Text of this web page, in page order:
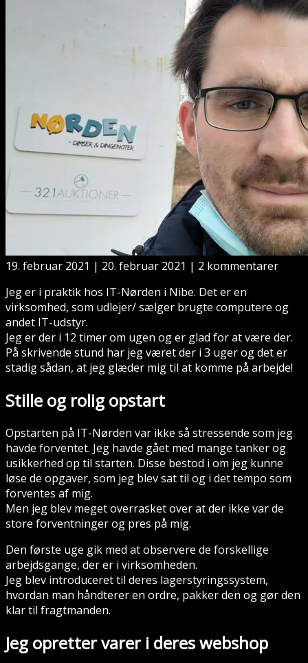
19. februar 2021 | 20. februar 2021 | 2 kommentarer
Jeg er i praktik hos IT-Nørden i Nibe. Det er en
virksomhed, som udlejer/ sælger brugte computere og
andet IT-udstyr.
Jeg er der i 12 timer om ugen og er glad for at være der.
På skrivende stund har jeg været der i 3 uger og det er
stadig sådan, at jeg glæder mig til at komme på arbejde!
Stille og rolig opstart
Opstarten på IT-Nørden var ikke så stressende som jeg
havde forventet. Jeg havde gået med mange tanker og
usikkerhed op til starten. Disse bestod i om jeg kunne
løse de opgaver, som jeg blev sat til og i det tempo som
forventes af mig.
Men jeg blev meget overrasket over at der ikke var de
store forventninger og pres på mig.
Den første uge gik med at observere de forskellige
arbejdsgange, der er i virksomheden.
Jeg blev introduceret til deres lagerstyringssystem,
hvordan man håndterer en ordre, pakker den og gør den
klar til fragtmanden.
Jeg opretter varer i deres webshop